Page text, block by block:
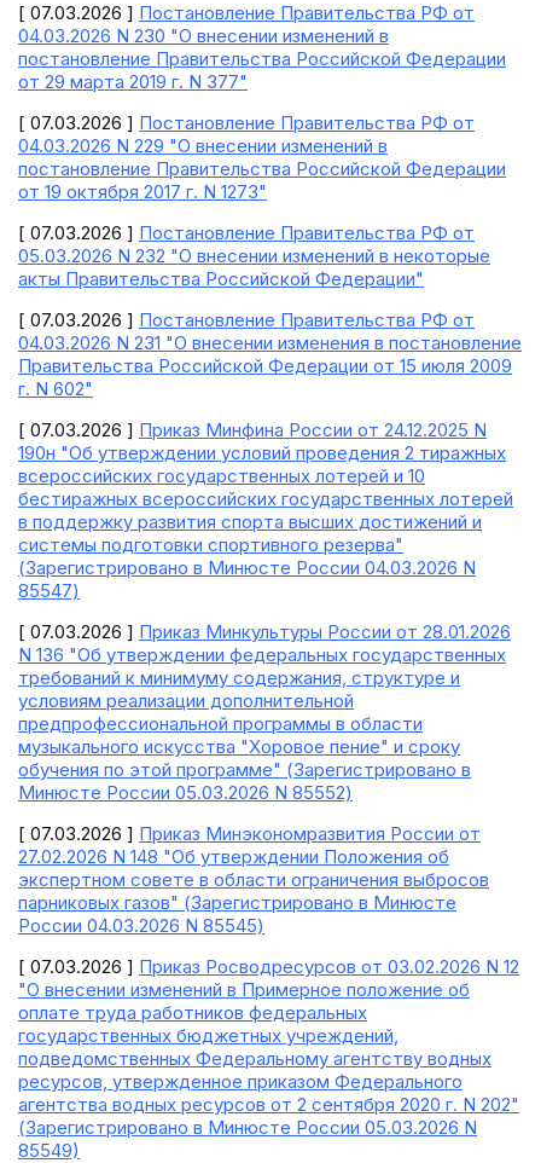
[ 07.03.2026 ] Постановление Правительства РФ от
04.03.2026 N 230 "О внесении изменений в
постановление Правительства Российской Федерации
от 29 марта 2019 г. N 377"
[ 07.03.2026 ] Постановление Правительства РФ от
04.03.2026 N 229 "О внесении изменений в
постановление Правительства Российской Федерации
от 19 октября 2017 г. N 1273"
[ 07.03.2026 ] Постановление Правительства РФ от
05.03.2026 N 232 "О внесении изменений в некоторые
акты Правительства Российской Федерации"
[ 07.03.2026 ] Постановление Правительства РФ от
04.03.2026 N 231 "О внесении изменения в постановление
Правительства Российской Федерации от 15 июля 2009
г. N 602"
[ 07.03.2026 ] Приказ Минфина России от 24.12.2025 N
190н "Об утверждении условий проведения 2 тиражных
всероссийских государственных лотерей и 10
бестиражных всероссийских государственных лотерей
в поддержку развития спорта высших достижений и
системы подготовки спортивного резерва"
(Зарегистрировано в Минюсте России 04.03.2026 N
85547)
[ 07.03.2026 ] Приказ Минкультуры России от 28.01.2026
N 136 "Об утверждении федеральных государственных
требований к минимуму содержания, структуре и
условиям реализации дополнительной
предпрофессиональной программы в области
музыкального искусства "Хоровое пение" и сроку
обучения по этой программе" (Зарегистрировано в
Минюсте России 05.03.2026 N 85552)
[ 07.03.2026 ] Приказ Минэкономразвития России от
27.02.2026 N 148 "Об утверждении Положения об
экспертном совете в области ограничения выбросов
парниковых газов" (Зарегистрировано в Минюсте
России 04.03.2026 N 85545)
[ 07.03.2026 ] Приказ Росводресурсов от 03.02.2026 N 12
"О внесении изменений в Примерное положение об
оплате труда работников федеральных
государственных бюджетных учреждений,
подведомственных Федеральному агентству водных
ресурсов, утвержденное приказом Федерального
агентства водных ресурсов от 2 сентября 2020 г. N 202"
(Зарегистрировано в Минюсте России 05.03.2026 N
85549)